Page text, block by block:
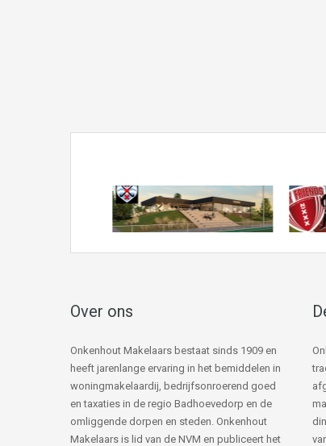
Over ons
Onkenhout Makelaars bestaat sinds 1909 en
heeft jarenlange ervaring in het bemiddelen in
woningmakelaardij, bedrijfsonroerend goed
en taxaties in de regio Badhoevedorp en de
omliggende dorpen en steden. Onkenhout
Makelaars is lid van de NVM en publiceert het